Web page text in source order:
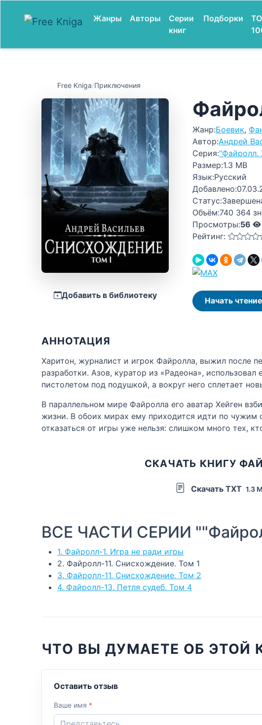
Жанры Авторы
Серии
книг
Подборки
Free Kniga/Приключения
Добавить в библиотеку
Жанр:Боевик,
Автор:Андрей
Серия:"Файролл.
Размер:1.3 MB
Язык:Русский
Добавлено:
Статус:
Объём:740 364
Просмотры:56
Рейтинг:
Начать чтение
АННОТАЦИЯ
Харитон, журналист и игрок Файролла, выжил после
разработки. Азов, куратор из «Радеона»,
пистолетом под подушкой, а вокруг него сплетает
В параллельном мире Файролла его аватар Хейген
жизни. В обоих мирах ему приходится идти по
отказаться от игры уже нельзя: слишком много тех,
СКАЧАТЬ КНИГУ
Скачать TXT 1.3
ВСЕ ЧАСТИ СЕРИИ
1. Файролл-1. Игра не ради игры
2. Файролл-11. Снисхождение. Том 1
3. Файролл-11. Снисхождение. Том 2
4. Файролл-13. Петля судеб. Том 4
ЧТО ВЫ ДУМАЕТЕ ОБ ЭТОЙ
Оставить отзыв
Ваше имя *